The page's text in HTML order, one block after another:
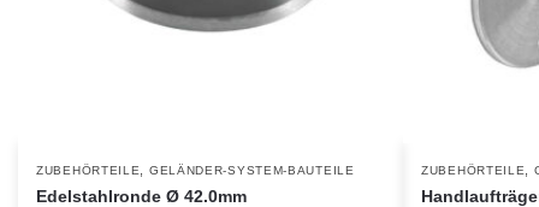
ZUBEHÖRTEILE GELÄNDER-SYSTEM-BAUTEILE
Edelstahlronde Ø 42.0mm
ZUBEHÖRTEILE